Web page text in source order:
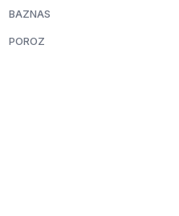
BAZNAS
POROZ